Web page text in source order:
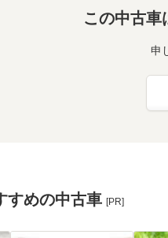
この中古車
申
すめの中古車 [PR]